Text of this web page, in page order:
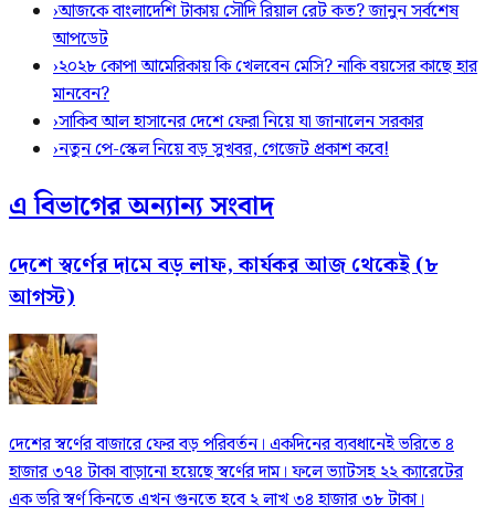
›আজকে বাংলাদেশি টাকায় সৌদি রিয়াল রেট কত? জানুন সর্বশেষ
আপডেট
›২০২৮ কোপা আমেরিকায় কি খেলবেন মেসি? নাকি বয়সের কাছে হার
মানবেন?
›সাকিব আল হাসানের দেশে ফেরা নিয়ে যা জানালেন সরকার
›নতুন পে-স্কেল নিয়ে বড় সুখবর, গেজেট প্রকাশ কবে!
এ বিভাগের অন্যান্য সংবাদ
দেশে স্বর্ণের দামে বড় লাফ, কার্যকর আজ থেকেই (৮
আগস্ট)
দেশের স্বর্ণের বাজারে ফের বড় পরিবর্তন। একদিনের ব্যবধানেই ভরিতে ৪
হাজার ৩৭৪ টাকা বাড়ানো হয়েছে স্বর্ণের দাম। ফলে ভ্যাটসহ ২২ ক্যারেটের
এক ভরি স্বর্ণ কিনতে এখন গুনতে হবে ২ লাখ ৩৪ হাজার ৩৮ টাকা।